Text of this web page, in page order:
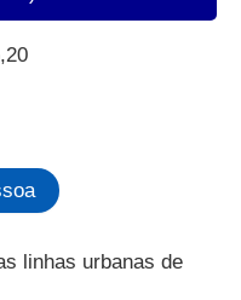
linhas urbanas de